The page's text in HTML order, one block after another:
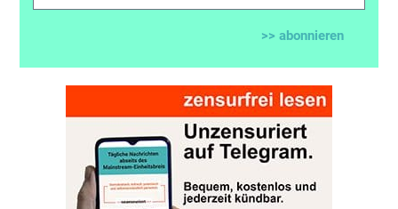
>> abonnieren